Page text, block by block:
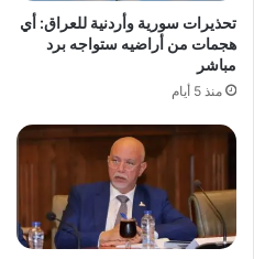
تحذيرات سورية وأردنية للعراق: أي
هجمات من أراضيه ستواجه برد
مباشر
منذ 5 أيام